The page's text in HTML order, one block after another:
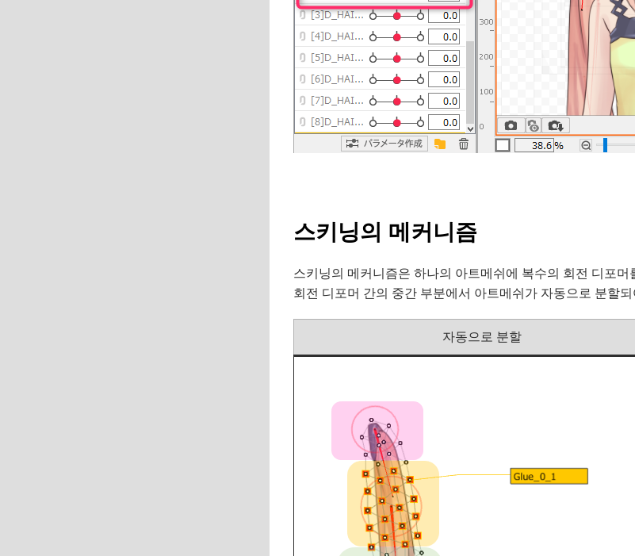
스키닝의 메커니즘
스키닝의 메커니즘은 하나의 아트메쉬에 복수의 회전 디포머
회전 디포머 간의 중간 부분에서 아트메쉬가 자동으로 분할
자동으로 분할